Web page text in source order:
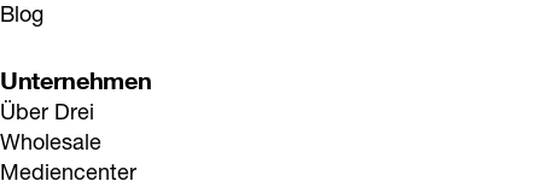
Blog
Unternehmen
Über Drei
Wholesale
Mediencenter